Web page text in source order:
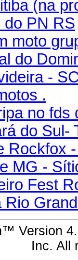
(na
do PN RS
moto
do
-
.
no fds
do Sul-
Rockfox
MG -
Fest
Rio
Version
Inc. All